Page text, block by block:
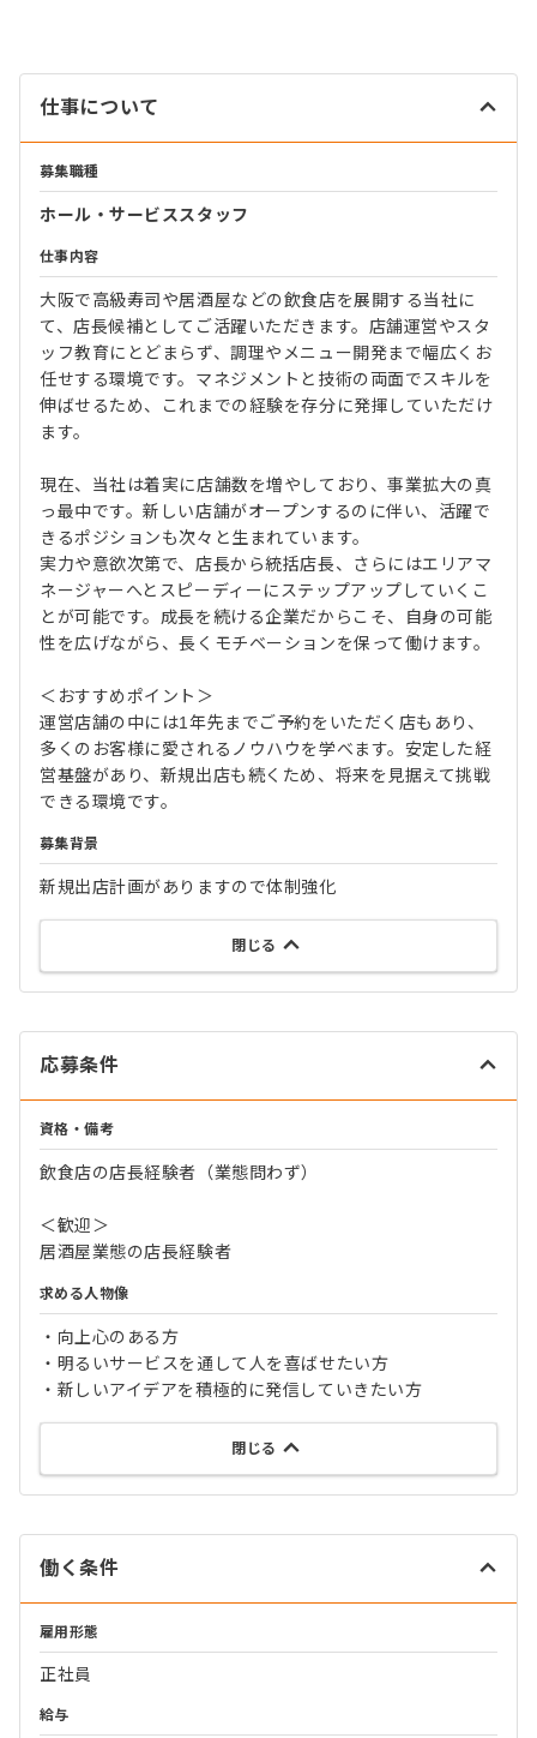
仕事について
募集職種
ホール・サービススタッフ
仕事内容
大阪で高級寿司や居酒屋などの飲食店を展開する当社に
て、店長候補としてご活躍いただきます。店舗運営やスタ
ッフ教育にとどまらず、調理やメニュー開発まで幅広くお
任せする環境です。マネジメントと技術の両面でスキルを
伸ばせるため、これまでの経験を存分に発揮していただけ
ます。
現在、当社は着実に店舗数を増やしており、事業拡大の真
っ最中です。新しい店舗がオープンするのに伴い、活躍で
きるポジションも次々と生まれています。
実力や意欲次第で、店長から統括店長、さらにはエリアマ
ネージャーへとスピーディーにステップアップしていくこ
とが可能です。成長を続ける企業だからこそ、自身の可能
性を広げながら、長くモチベーションを保って働けます。
＜おすすめポイント＞
運営店舗の中には1年先までご予約をいただく店もあり、
多くのお客様に愛されるノウハウを学べます。安定した経
営基盤があり、新規出店も続くため、将来を見据えて挑戦
できる環境です。
募集背景
新規出店計画がありますので体制強化
閉じる
応募条件
資格・備考
飲食店の店長経験者（業態問わず）
＜歓迎＞
居酒屋業態の店長経験者
求める人物像
・向上心のある方
・明るいサービスを通して人を喜ばせたい方
・新しいアイデアを積極的に発信していきたい方
閉じる
働く条件
雇用形態
正社員
給与